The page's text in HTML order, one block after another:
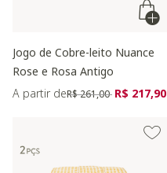
Jogo de Cobre-leito Nuance
Rose e Rosa Antigo
A partir dePreço reduzido de
R$ 261,00 para
R$ 217,90